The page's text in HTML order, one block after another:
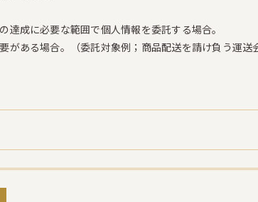
成に必要な範囲で個人情報を委託する場合。
がある場合。（委託対象例；商品配送を請け負う運送